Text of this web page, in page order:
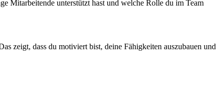
Mitarbeitende unterstützt hast und welche Rolle du im Team
zeigt, dass du motiviert bist, deine Fähigkeiten auszubauen und